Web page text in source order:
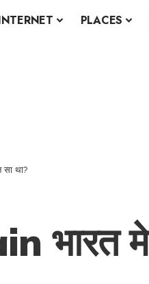
PLACES
था?
भारत मे